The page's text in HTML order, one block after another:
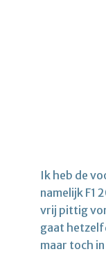
Ik heb de
namelijk F1
vrij pittig
gaat
maar toch